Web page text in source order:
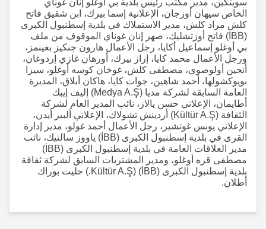
سويتكين، مدير مكتب رئيس بلدية بي أوغلو إنان غوناي
الخاص سيهان أوزجان، الإعلانية إسما بيرك، ابن شقيق فاتح
كلش مراد كلش، مدير الاستملاك في بلدية إسطنبول الكبرى
(İBB) فاتح أوزتشليك، صهر إنان غوناي الموقوف من ملف
بي أوغلو إسماعيل أكايا، رجل الأعمال هارون جنكيز بغينمز،
ورجل الأعمال محمد كايا، إراز بيرك، أورهان غازي إردوغان،
أنجين أولوصوي، مصطفى كلش، غوخان كوسه أوغلو، سيزا
بويوكشولها، أحمد شاهين، جوات كايا، هاكان أبلاق، المديرة
العامة السابقة لشركة مديا (Medya A.Ş) إليف إيبك
أطايمان، الإعلاني حسن يالاز، نائب المدير العام لشركة
الثقافة (Kültür A.Ş) أردينش تشولاك، الإعلاني ألبير أيدن،
الإعلاني يونس غوتشير، رجل الأعمال أحمد غولو، مدير إدارة
القرى في بلدية إسطنبول الكبرى (İBB) ياووز سالتيك، نائب
مدير العلاقات العامة في بلدية إسطنبول الكبرى (İBB)
مصطفى قره أوغلو، ومدير المشتريات السابق لشركة ثقافة
بلدية إسطنبول الكبرى (İBB) (Kültür A.Ş.) حليت بوراك
أطلان.